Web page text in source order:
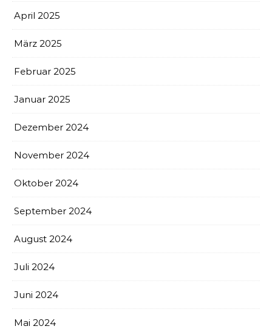
April 2025
März 2025
Februar 2025
Januar 2025
Dezember 2024
November 2024
Oktober 2024
September 2024
August 2024
Juli 2024
Juni 2024
Mai 2024